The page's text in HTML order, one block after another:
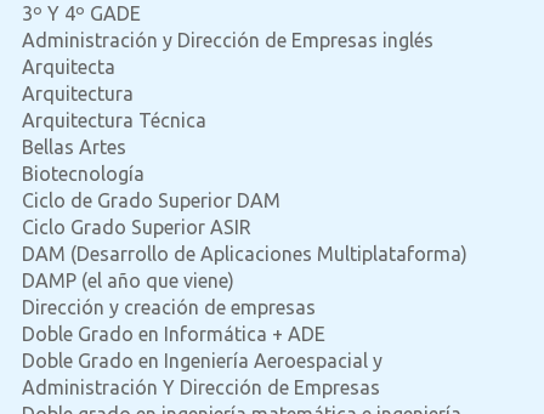
3º Y 4º GADE
Administración y Dirección de Empresas inglés
Arquitecta
Arquitectura
Arquitectura Técnica
Bellas Artes
Biotecnología
Ciclo de Grado Superior DAM
Ciclo Grado Superior ASIR
DAM (Desarrollo de Aplicaciones Multiplataforma)
DAMP (el año que viene)
Dirección y creación de empresas
Doble Grado en Informática + ADE
Doble Grado en Ingeniería Aeroespacial y
Administración Y Dirección de Empresas